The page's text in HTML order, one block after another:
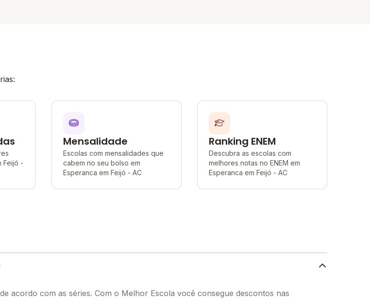
Feijó -
Mensalidade
Escolas com mensalidades que
cabem no seu bolso em
Esperanca em Feijó - AC
Ranking ENEM
Descubra as escolas com
melhores notas no ENEM em
Esperanca em Feijó - AC
acordo com as séries. Com o Melhor Escola você consegue descontos nas